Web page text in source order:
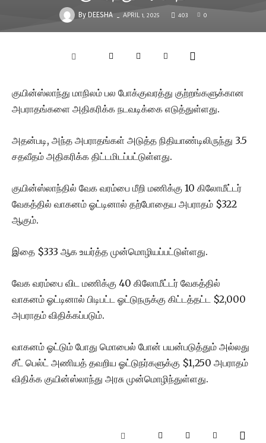
By DEESHA - APRIL 1, 2025 403 0
குயின்ஸ்லாந்து மாநிலம் பல போக்குவரத்து குற்றங்களுக்கான
அபராதங்களை அதிகரிக்க நடவடிக்கை எடுத்துள்ளது.
அதன்படி, அந்த அபராதங்கள் அடுத்த நிதியாண்டிலிருந்து 3.5
சதவீதம் அதிகரிக்க திட்டமிடப்பட்டுள்ளது.
குயின்ஸ்லாந்தில் வேக வரம்பை மீறி மணிக்கு 10 கிலோமீட்டர்
வேகத்தில் வாகனம் ஓட்டினால் தற்போதைய அபராதம் $322
ஆகும்.
இதை $333 ஆக உயர்த்த முன்மொழியப்பட்டுள்ளது.
வேக வரம்பை விட மணிக்கு 40 கிலோமீட்டர் வேகத்தில்
வாகனம் ஓட்டினால் பிடிபட்ட ஓட்டுநருக்கு கிட்டத்தட்ட $2,000
அபராதம் விதிக்கப்படும்.
வாகனம் ஓட்டும் போது மொபைல் போன் பயன்படுத்தும் அல்லது
சீட் பெல்ட் அணியத் தவறிய ஓட்டுநர்களுக்கு $1,250 அபராதம்
விதிக்க குயின்ஸ்லாந்து அரசு முன்மொழிந்துள்ளது.